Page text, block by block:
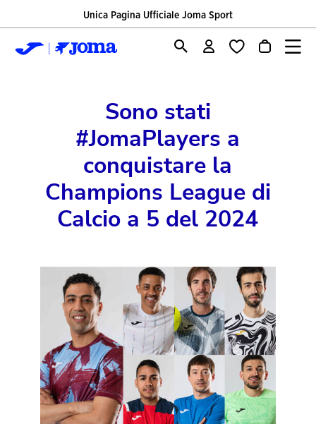
Unica Pagina Ufficiale Joma Sport
Sono stati
#JomaPlayers a
conquistare la
Champions League di
Calcio a 5 del 2024